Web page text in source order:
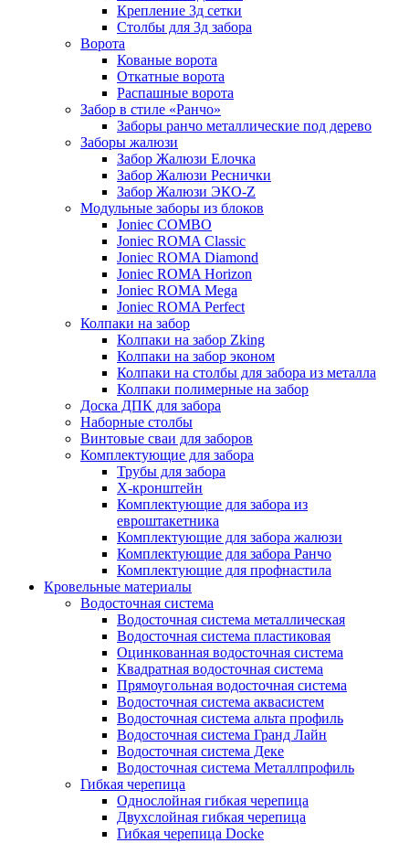
Крепление 3д сетки
Столбы для 3д забора
Ворота
Кованые ворота
Откатные ворота
Распашные ворота
Забор в стиле «Ранчо»
Заборы ранчо металлические под дерево
Заборы жалюзи
Забор Жалюзи Елочка
Забор Жалюзи Реснички
Забор Жалюзи ЭКО-Z
Модульные заборы из блоков
Joniec COMBO
Joniec ROMA Classic
Joniec ROMA Diamond
Joniec ROMA Horizon
Joniec ROMA Mega
Joniec ROMA Perfect
Колпаки на забор
Колпаки на забор Zking
Колпаки на забор эконом
Колпаки на столбы для забора из металла
Колпаки полимерные на забор
Доска ДПК для забора
Наборные столбы
Винтовые сваи для заборов
Комплектующие для забора
Трубы для забора
Х-кронштейн
Комплектующие для забора из
евроштакетника
Комплектующие для забора жалюзи
Комплектующие для забора Ранчо
Комплектующие для профнастила
Кровельные материалы
Водосточная система
Водосточная система металлическая
Водосточная система пластиковая
Оцинкованная водосточная система
Квадратная водосточная система
Прямоугольная водосточная система
Водосточная система аквасистем
Водосточная система альта профиль
Водосточная система Гранд Лайн
Водосточная система Деке
Водосточная система Металлпрофиль
Гибкая черепица
Однослойная гибкая черепица
Двухслойная гибкая черепица
Гибкая черепица Docke